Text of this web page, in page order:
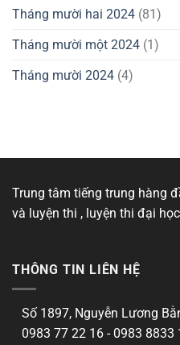
Tháng mười hai 2024 (81)
Tháng mười một 2024 (1)
Tháng mười 2024 (4)
Trung tâm tiếng trung hàng
và luyện thi , luyện thi đại
THÔNG TIN LIÊN HỆ
Số 1897, Nguyễn Lương
0983 77 22 16 - 0983 8833